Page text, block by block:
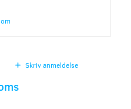
Skriv anmeldelse